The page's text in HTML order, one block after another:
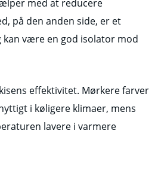
med at reducere
på den anden side, er et
være en god isolator mod
effektivitet. Mørkere farver
i køligere klimaer, mens
lavere i varmere